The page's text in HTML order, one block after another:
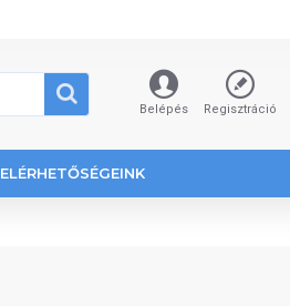
Belépés Regisztráció
ELÉRHETŐSÉGEINK